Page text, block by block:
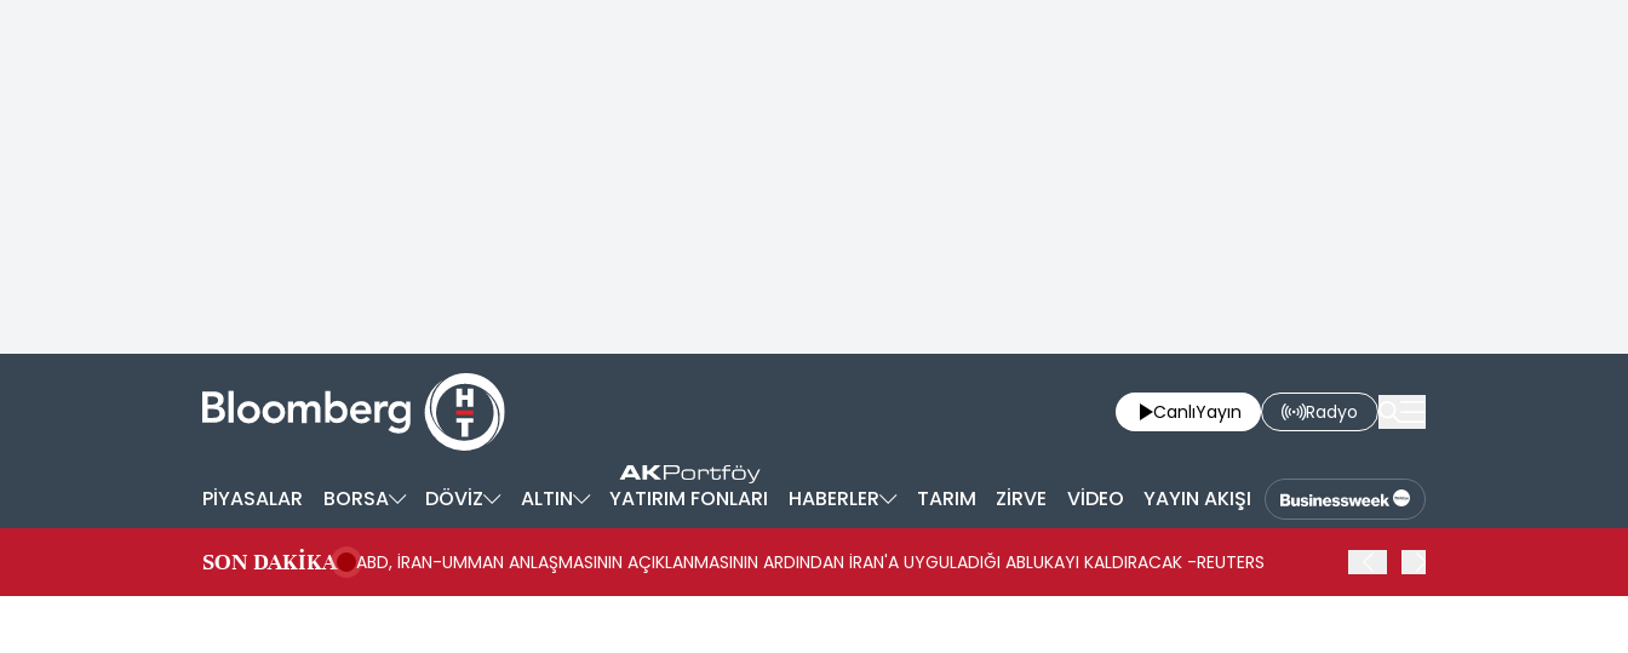
CanlıYayın Radyo
PİYASALAR BORSA DÖVİZ ALTIN YATIRIM FONLARI HABERLER TARIM ZİRVE VİDEO YAYIN AKIŞI
SON DAKİKA ABD, İRAN-UMMAN ANLAŞMASININ AÇIKLANMASININ ARDINDAN İRAN'A UYGULADIĞI ABLUKAYI KALDIRACAK -REUTERS